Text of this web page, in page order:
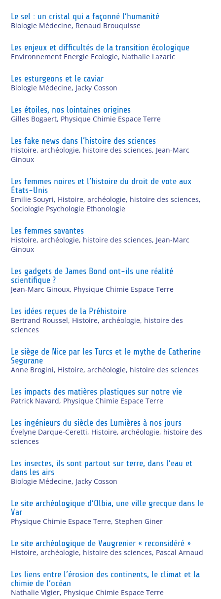
Le sel : un cristal qui a façonné l’humanité
Biologie Médecine, Renaud Brouquisse
Les enjeux et difficultés de la transition écologique
Environnement Energie Ecologie, Nathalie Lazaric
Les esturgeons et le caviar
Biologie Médecine, Jacky Cosson
Les étoiles, nos lointaines origines
Gilles Bogaert, Physique Chimie Espace Terre
Les fake news dans l’histoire des sciences
Histoire, archéologie, histoire des sciences, Jean-Marc
Ginoux
Les femmes noires et l’histoire du droit de vote aux
États-Unis
Emilie Souyri, Histoire, archéologie, histoire des sciences,
Sociologie Psychologie Ethonologie
Les femmes savantes
Histoire, archéologie, histoire des sciences, Jean-Marc
Ginoux
Les gadgets de James Bond ont-ils une réalité
scientifique ?
Jean-Marc Ginoux, Physique Chimie Espace Terre
Les idées reçues de la Préhistoire
Bertrand Roussel, Histoire, archéologie, histoire des
sciences
Le siège de Nice par les Turcs et le mythe de Catherine
Segurane
Anne Brogini, Histoire, archéologie, histoire des sciences
Les impacts des matières plastiques sur notre vie
Patrick Navard, Physique Chimie Espace Terre
Les ingénieurs du siècle des Lumières à nos jours
Évelyne Darque-Ceretti, Histoire, archéologie, histoire des
sciences
Les insectes, ils sont partout sur terre, dans l’eau et
dans les airs
Biologie Médecine, Jacky Cosson
Le site archéologique d’Olbia, une ville grecque dans le
Var
Physique Chimie Espace Terre,Stephen Giner
Le site archéologique de Vaugrenier « reconsidéré »
Histoire, archéologie, histoire des sciences, Pascal Arnaud
Les liens entre l’érosion des continents, le climat et la
chimie de l’océan
Nathalie Vigier, Physique Chimie Espace Terre